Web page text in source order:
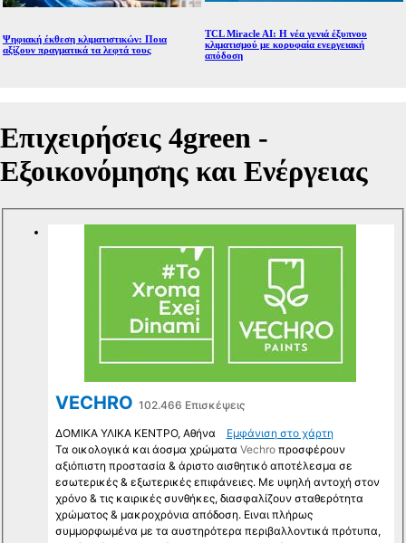
Ψηφιακή έκθεση κλιματιστικών: Ποια
αξίζουν πραγματικά τα λεφτά τους
TCL Miracle AI: Η νέα γενιά έξυπνου
κλιματισμού με κορυφαία ενεργειακή
απόδοση